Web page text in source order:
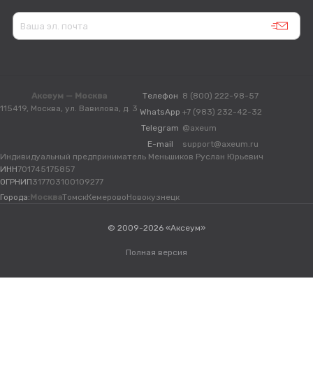
Аксеум — Москва
115419, Москва, ул. Вавилова, д. 3
Телефон 8 (800) 222-98-57
WhatsApp +7 (983) 232-42-32
Telegram @axeum
E-mail
support@axeum.ru
Индивидуальный предприниматель Меньшиков Руслан Юрьевич
ИНН701745175857
ОГРНИП317703100109277
Города: МоскваТомскКемеровоНовокузнецк
© 2009-2026 «Аксеум»
Полная версия